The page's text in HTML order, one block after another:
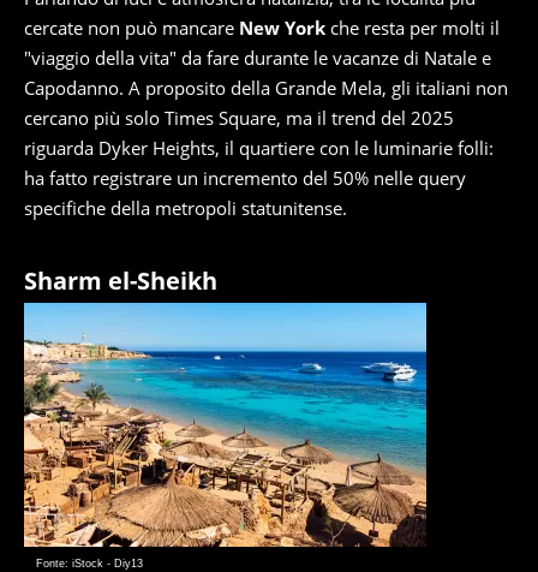
cercate non può mancare New York che resta per molti il
"viaggio della vita" da fare durante le vacanze di Natale e
Capodanno. A proposito della Grande Mela, gli italiani non
cercano più solo Times Square, ma il trend del 2025
riguarda Dyker Heights, il quartiere con le luminarie folli:
ha fatto registrare un incremento del 50% nelle query
specifiche della metropoli statunitense.
Sharm el-Sheikh
Fonte: iStock - Diy13